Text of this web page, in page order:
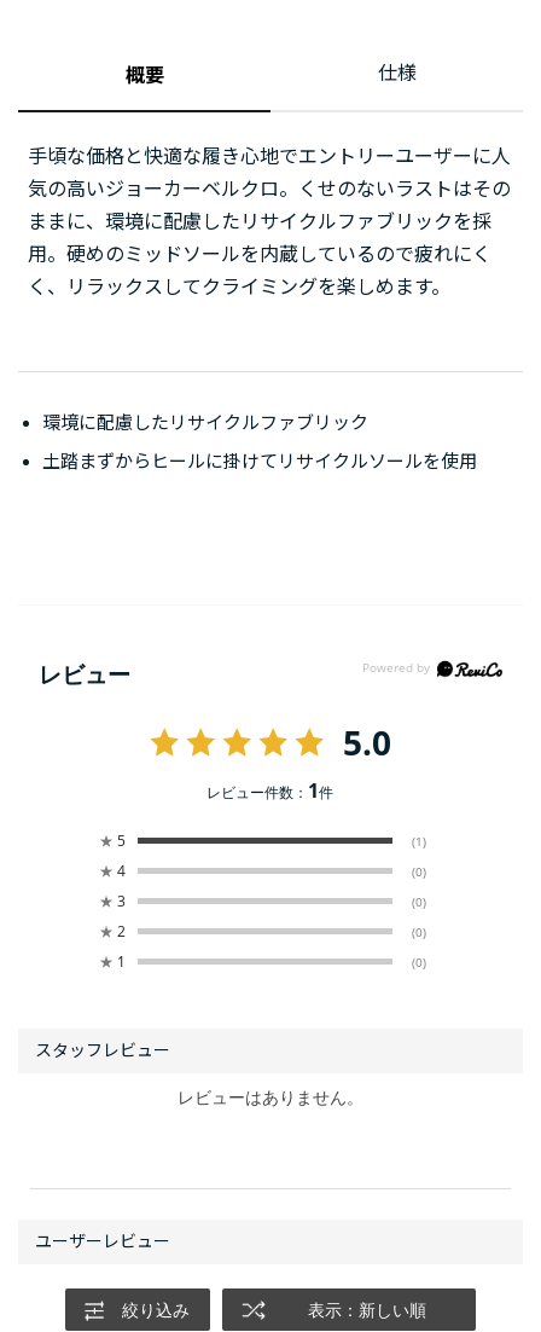
概要 仕様
手頃な価格と快適な履き心地でエントリーユーザーに人
気の高いジョーカーベルクロ。くせのないラストはその
ままに、環境に配慮したリサイクルファブリックを採
用。硬めのミッドソールを内蔵しているので疲れにく
く、リラックスしてクライミングを楽しめます。
環境に配慮したリサイクルファブリック
土踏まずからヒールに掛けてリサイクルソールを使用
レビュー
5.0
レビュー件数： 1件
★ 5 (1)
★ 4 (0)
★ 3 (0)
★ 2 (0)
★ 1 (0)
絞り込み 表示：新しい順
レビューはありません。